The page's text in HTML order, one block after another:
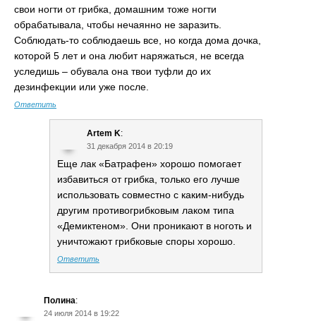
свои ногти от грибка, домашним тоже ногти
обрабатывала, чтобы нечаянно не заразить.
Соблюдать-то соблюдаешь все, но когда дома дочка,
которой 5 лет и она любит наряжаться, не всегда
уследишь – обувала она твои туфли до их
дезинфекции или уже после.
Ответить
Artem K:
31 декабря 2014 в 20:19
Еще лак «Батрафен» хорошо помогает
избавиться от грибка, только его лучше
использовать совместно с каким-нибудь
другим противогрибковым лаком типа
«Демиктеном». Они проникают в ноготь и
уничтожают грибковые споры хорошо.
Ответить
Полина:
24 июля 2014 в 19:22